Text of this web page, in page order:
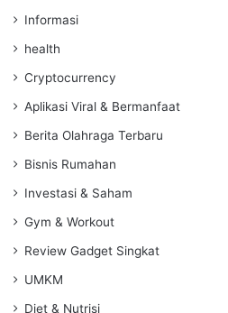
Informasi
health
Cryptocurrency
Aplikasi Viral & Bermanfaat
Berita Olahraga Terbaru
Bisnis Rumahan
Investasi & Saham
Gym & Workout
Review Gadget Singkat
UMKM
Diet & Nutrisi